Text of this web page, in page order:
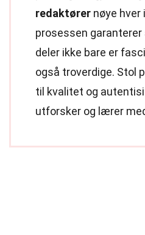
redaktører nøye hver
prosessen
deler ikke bare er
også troverdige. Stol
til kvalitet og
utforsker og lærer